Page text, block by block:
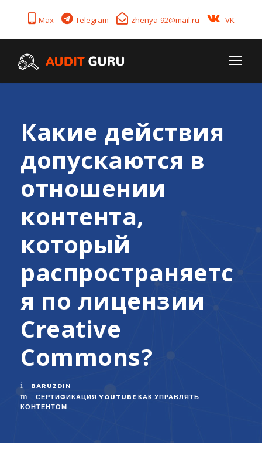
Max Telegram zhenya-92@mail.ru VK
Какие действия
допускаются в
отношении
контента,
который
распространяетс
я по лицензии
Creative
Commons?
BARUZDIN
СЕРТИФИКАЦИЯ YOUTUBE КАК УПРАВЛЯТЬ
КОНТЕНТОМ